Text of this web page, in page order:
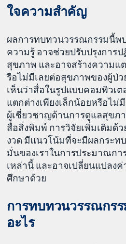
ใจความสำคัญ
ผลการทบทวนวรรณกรรมนี้พ
ความรู้ อาจช่วยปรับปรุงการ
สุขภาพ และอาจสร้างความแ
รือไม่มีเลยต่อสุขภาพของผู้ป่ว
เห็นว่าสื่อในรูปแบบคอมพิวเต
แตกต่างเพียงเล็กน้อยหรือไม่
ผู้เชี่ยวชาญด้านการดูแลสุขภ
สื่อสิ่งพิมพ์ การวิจัยเพิ่มเติมด้
งวด มีแนวโน้มที่จะมีผลกระ
มั่นของเราในการประมาณกา
เหล่านี้ และอาจเปลี่ยนแปลง
ศึกษาด้วย
การทบทวนวรรณกร
อะไร